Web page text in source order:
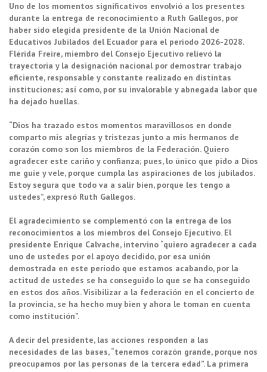
Uno de los momentos significativos envolvió a los presentes
durante la entrega de reconocimiento a Ruth Gallegos, por
haber sido elegida presidente de la Unión Nacional de
Educativos Jubilados del Ecuador para el período 2026-2028.
Flérida Freire, miembro del Consejo Ejecutivo relievó la
trayectoria y la designación nacional por demostrar trabajo
eficiente, responsable y constante realizado en distintas
instituciones; así como, por su invalorable y abnegada labor que
ha dejado huellas.
“Dios ha trazado estos momentos maravillosos en donde
comparto mis alegrías y tristezas junto a mis hermanos de
corazón como son los miembros de la Federación. Quiero
agradecer este cariño y confianza; pues, lo único que pido a Dios
me guie y vele, porque cumpla las aspiraciones de los jubilados.
Estoy segura que todo va a salir bien, porque les tengo a
ustedes”, expresó Ruth Gallegos.
El agradecimiento se complementó con la entrega de los
reconocimientos a los miembros del Consejo Ejecutivo. El
presidente Enrique Calvache, intervino “quiero agradecer a cada
uno de ustedes por el apoyo decidido, por esa unión
demostrada en este período que estamos acabando, por la
actitud de ustedes se ha conseguido lo que se ha conseguido
en estos dos años. Visibilizar a la federación en el concierto de
la provincia, se ha hecho muy bien y ahora le toman en cuenta
como institución”.
A decir del presidente, las acciones responden a las
necesidades de las bases, “tenemos corazón grande, porque nos
preocupamos por las personas de la tercera edad”. La primera